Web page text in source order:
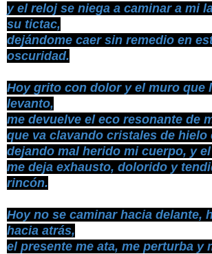
y el reloj se niega a caminar a mi
su tictac,
dejándome caer sin remedio en
oscuridad.
Hoy grito con dolor y el muro que
levanto,
me devuelve el eco resonante de
que va clavando cristales de hielo
dejando mal herido mi cuerpo, y
me deja exhausto, dolorido y
rincón.
Hoy no se caminar hacia delante,
hacia atrás,
el presente me ata, me perturba y